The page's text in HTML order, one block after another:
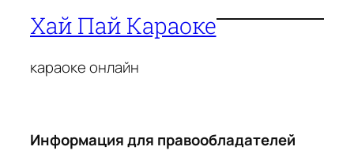
Хай Пай Караоке
караоке онлайн
Информация для правообладателей